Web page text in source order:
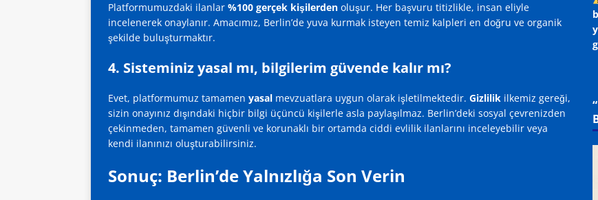
Platformumuzdaki ilanlar %100 gerçek kişilerden oluşur. Her başvuru titizlikle, insan eliyle
incelenerek onaylanır. Amacımız, Berlin’de yuva kurmak isteyen temiz kalpleri en doğru ve organik
şekilde buluşturmaktır.
4. Sisteminiz yasal mı, bilgilerim güvende kalır mı?
Evet, platformumuz tamamen yasal mevzuatlara uygun olarak işletilmektedir. Gizlilik ilkemiz gereği,
sizin onayınız dışındaki hiçbir bilgi üçüncü kişilerle asla paylaşılmaz. Berlin’deki sosyal çevrenizden
çekinmeden, tamamen güvenli ve korunaklı bir ortamda ciddi evlilik ilanlarını inceleyebilir veya
kendi ilanınızı oluşturabilirsiniz.
Sonuç: Berlin’de Yalnızlığa Son Verin